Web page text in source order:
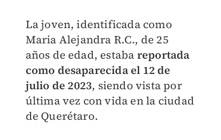
La joven, identificada como
Maria Alejandra R.C., de 25
años de edad, estaba reportada
como desaparecida el 12 de
julio de 2023, siendo vista por
última vez con vida en la ciudad
de Querétaro.